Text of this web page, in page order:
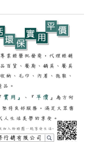
跳轉至「AFTEE先享後付」
成結帳。
的連結，可透過四大超商／
交易完成。
若您需要取消訂單，請聯絡
有效，需透過AFTEE先享
頁面顯示為準，若有關於
請聯繫「AFTEE先享後付
support/home